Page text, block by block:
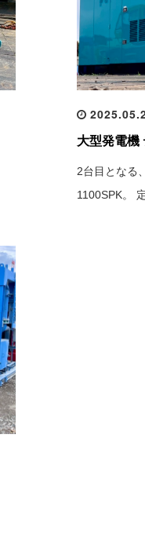
大型発電機
2台目となる
1100SPK。